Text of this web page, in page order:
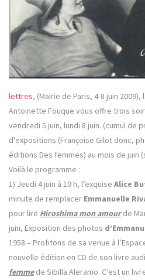
lettres, (Mairie de Paris, 4-8 juin
Antoinette Fouque vous offre trois
vendredi 5 juin, lundi 8 juin. (cumul de
d’expositions (Françoise Gilot donc,
éditions Des femmes) au mois de juin
Voilà le programme :
1) Jeudi 4 juin à 19 h, l’exquise Alice
minute de remplacer Emmanuelle
pour lire Hiroshima mon amourde
juin, Exposition des photos
1958 – Profitons de sa venue à
nouvelle édition en CD de son livre
femmede Sibilla Aleramo. C’est un